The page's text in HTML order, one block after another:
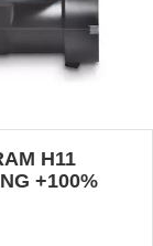
H11
+100%